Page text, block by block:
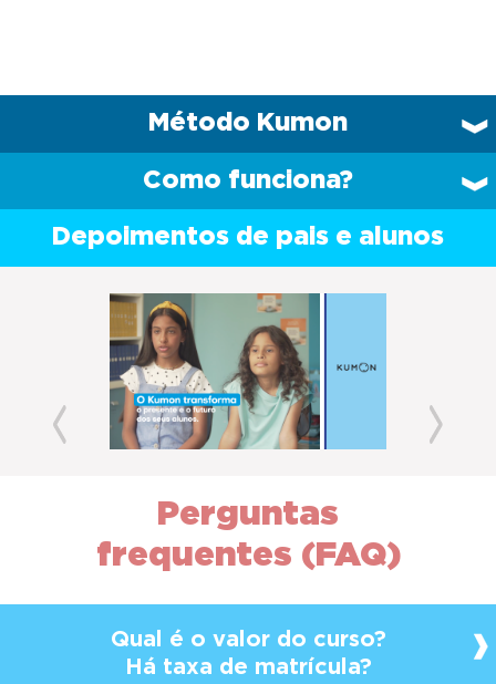
Método Kumon
Como funciona?
Depoimentos de pais e alunos
Previous
Perguntas
frequentes (FAQ)
Qual é o valor do curso?
Há taxa de matrícula?